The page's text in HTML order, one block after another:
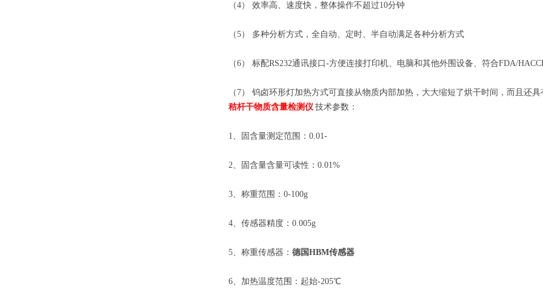
（4） 效率高、速度快，整体操作不超过10分钟
（5） 多种分析方式，全自动、定时、半自动满足各种分析方式
（6） 标配RS232通讯接口-方便连接打印机、电脑和其他外围设备、符合FDA/
（7） 钨卤环形灯加热方式可直接从物质内部加热，大大缩短了烘干时间，而且还
秸杆干物质含量检测仪 技术参数：
1、固含量测定范围：0.01-
2、固含量含量可读性：0.01%
3、称重范围：0-100g
4、传感器精度：0.005g
5、称重传感器： 德国HBM传感器
6、加热温度范围：起始-205℃